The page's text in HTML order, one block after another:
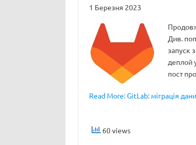
1 Березня 2023
Див.
запуск
деплой
пост
Read More: GitLab: міграція
60 views